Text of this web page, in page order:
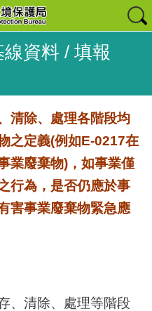
資料 / 填報
清除、處理各階段均
之定義(例如E-0217在
業廢棄物)，如事業僅
行為，是否仍應於事
害事業廢棄物緊急應
、清除、處理等階段